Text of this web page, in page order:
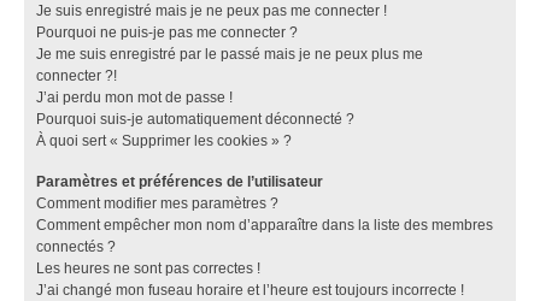
Je suis enregistré mais je ne peux pas me connecter !
Pourquoi ne puis-je pas me connecter ?
Je me suis enregistré par le passé mais je ne peux plus me
connecter ?!
J’ai perdu mon mot de passe !
Pourquoi suis-je automatiquement déconnecté ?
À quoi sert « Supprimer les cookies » ?
Paramètres et préférences de l’utilisateur
Comment modifier mes paramètres ?
Comment empêcher mon nom d’apparaître dans la liste des membres
connectés ?
Les heures ne sont pas correctes !
J’ai changé mon fuseau horaire et l’heure est toujours incorrecte !